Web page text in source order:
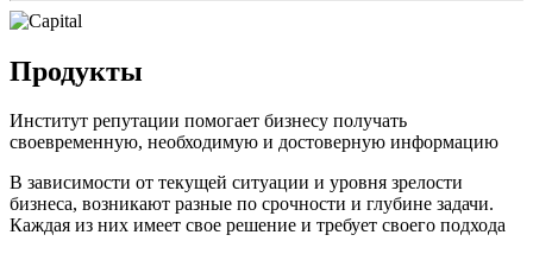
Продукты
Институт репутации помогает бизнесу получать
своевременную, необходимую и достоверную информацию
В зависимости от текущей ситуации и уровня зрелости
бизнеса, возникают разные по срочности и глубине задачи.
Каждая из них имеет свое решение и требует своего подхода